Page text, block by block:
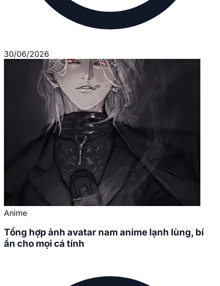
30/06/2026
Anime
Tổng hợp ảnh avatar nam anime lạnh lùng, bí
ẩn cho mọi cá tính